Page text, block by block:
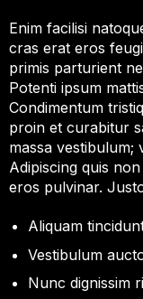
Enim facilisi
cras erat eros
primis parturient
Potenti ipsum
Condimentum
proin et curabitur
massa vestibulum;
Adipiscing quis
eros pulvinar.
Aliquam
Vestibulum
Nunc dignissim